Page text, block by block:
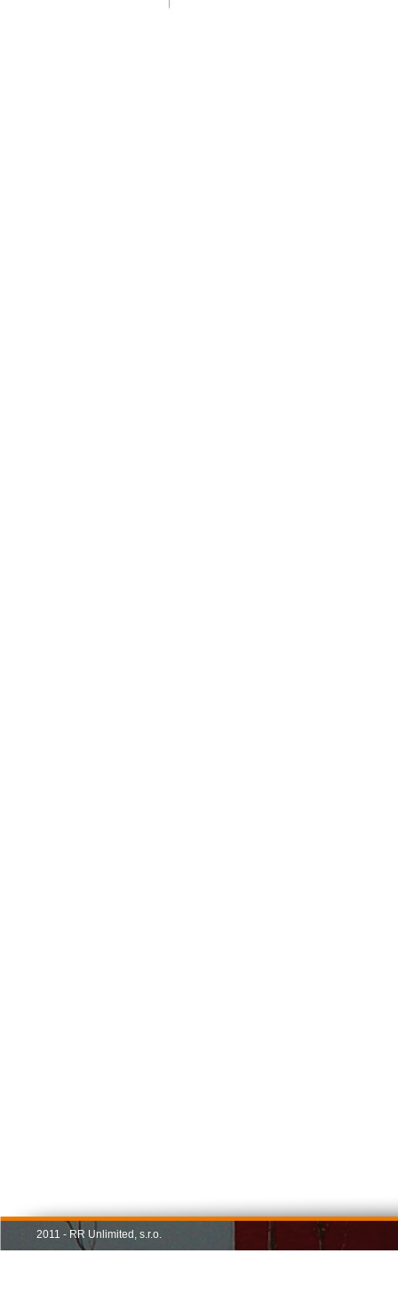
2011 - RR Unlimited, s.r.o.